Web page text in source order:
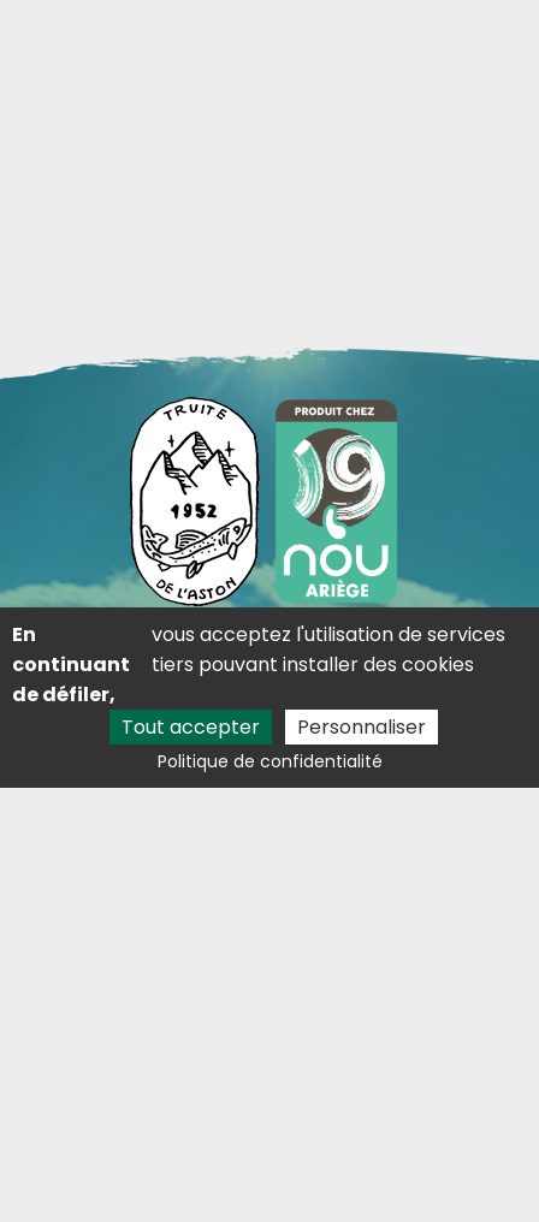
Adresse
Lieu dit saint-martin 09310 Les Cabannes
Contact
05 81 29 81 68
lestresorsdelaston@outlook.fr
En
continuant
de défiler,
vous acceptez l'utilisation de services
tiers pouvant installer des cookies
Tout accepter Personnaliser
Politique de confidentialité